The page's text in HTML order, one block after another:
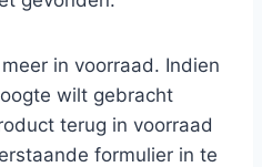
in voorraad. Indien
wilt gebracht
terug in voorraad
formulier in te